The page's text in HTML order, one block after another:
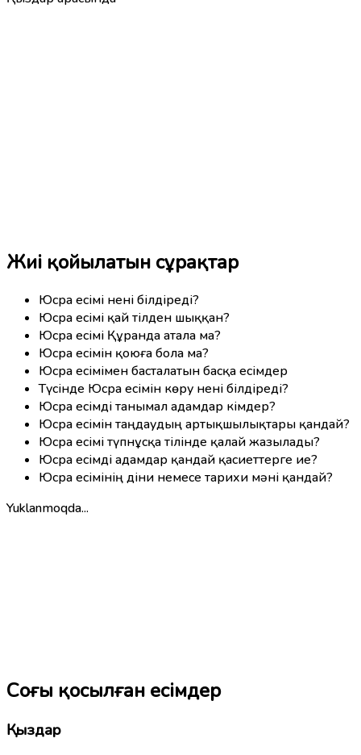
Жиі қойылатын сұрақтар
Юсра есімі нені білдіреді?
Юсра есімі қай тілден шыққан?
Юсра есімі Құранда атала ма?
Юсра есімін қоюға бола ма?
Юсра есімімен басталатын басқа есімдер
Түсінде Юсра есімін көру нені білдіреді?
Юсра есімді танымал адамдар кімдер?
Юсра есімін таңдаудың артықшылықтары қандай?
Юсра есімі түпнұсқа тілінде қалай жазылады?
Юсра есімді адамдар қандай қасиеттерге ие?
Юсра есімінің діни немесе тарихи мәні қандай?
Yuklanmoqda...
Соңғы қосылған есімдер
Қыздар